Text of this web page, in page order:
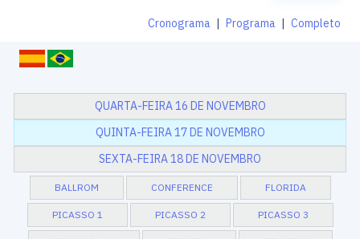
Cronograma | Programa | Completo
QUARTA-FEIRA 16 DE NOVEMBRO
QUINTA-FEIRA 17 DE NOVEMBRO
SEXTA-FEIRA 18 DE NOVEMBRO
BALLROM CONFERENCE FLORIDA
PICASSO 1 PICASSO 2 PICASSO 3